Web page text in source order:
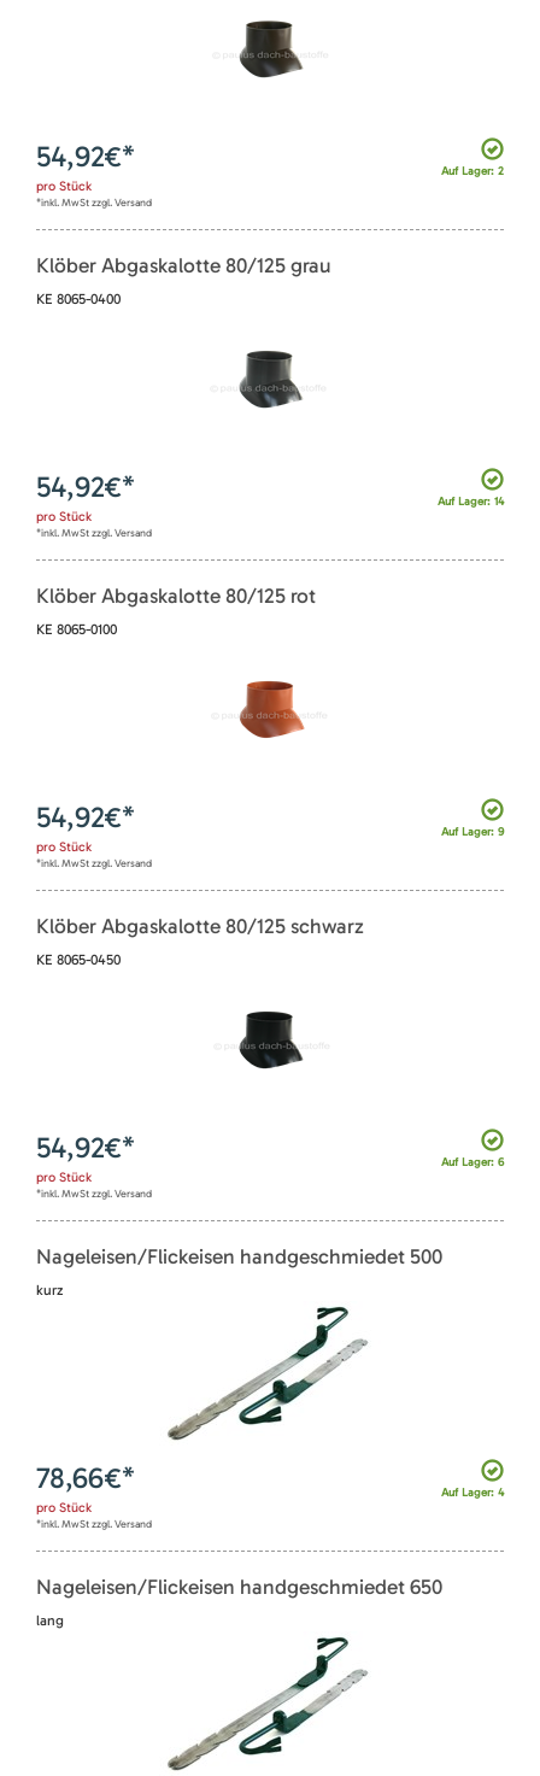
Auf Lager: 2
54,92€*
pro Stück
*inkl. MwSt zzgl. Versand
Klöber Abgaskalotte 80/125 grau
KE 8065-0400
Auf Lager: 14
54,92€*
pro Stück
*inkl. MwSt zzgl. Versand
Klöber Abgaskalotte 80/125 rot
KE 8065-0100
Auf Lager: 9
54,92€*
pro Stück
*inkl. MwSt zzgl. Versand
Klöber Abgaskalotte 80/125 schwarz
KE 8065-0450
Auf Lager: 6
54,92€*
pro Stück
*inkl. MwSt zzgl. Versand
Nageleisen/Flickeisen handgeschmiedet 500
kurz
Auf Lager: 4
78,66€*
pro Stück
*inkl. MwSt zzgl. Versand
Nageleisen/Flickeisen handgeschmiedet 650
lang